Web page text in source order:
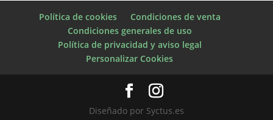
Política de cookies
Condiciones de venta
Condiciones generales de uso
Política de privacidad y aviso legal
Personalizar Cookies
Diseñado por Syctus.es